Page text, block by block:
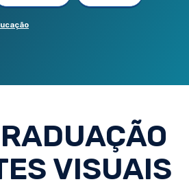
VISUAIS